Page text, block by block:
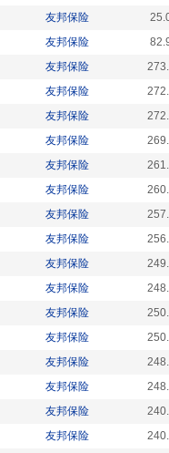
友邦保险
友邦保险
友邦保险
友邦保险
友邦保险
友邦保险
友邦保险
友邦保险
友邦保险
友邦保险
友邦保险
友邦保险
友邦保险
友邦保险
友邦保险
友邦保险
友邦保险
友邦保险